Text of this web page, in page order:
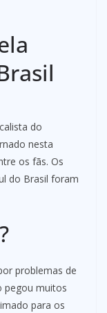
do
nesta
os fãs. Os
do Brasil foram
problemas de
pegou muitos
para os